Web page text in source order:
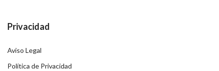
Privacidad
Aviso Legal
Política de Privacidad